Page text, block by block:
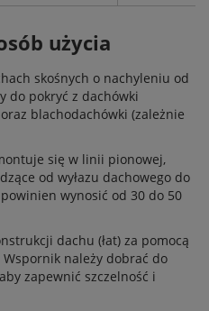
użycia
skośnych o nachyleniu od
do pokryć z dachówki
blachodachówki (zależnie
się w linii pionowej,
od wyłazu dachowego do
wynosić od 30 do 50
dachu (łat) za pomocą
należy dobrać do
zapewnić szczelność i